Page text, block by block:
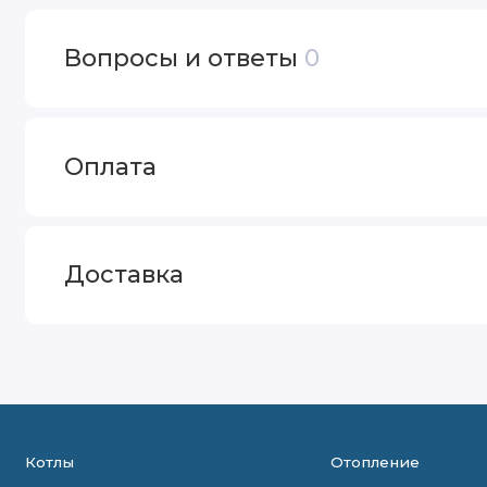
Вопросы и ответы 0
Оплата
Доставка
Котлы Отопление